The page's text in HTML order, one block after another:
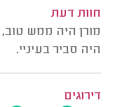
חוות דעת
מורן היה ממש טוב,
היה סביר בעיניי.
דירוגים